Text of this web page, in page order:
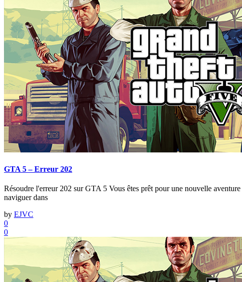
GTA 5 – Erreur 202
Résoudre l'erreur 202 sur GTA 5 Vous êtes prêt pour une nouvelle
naviguer dans
by EJVC
0
0